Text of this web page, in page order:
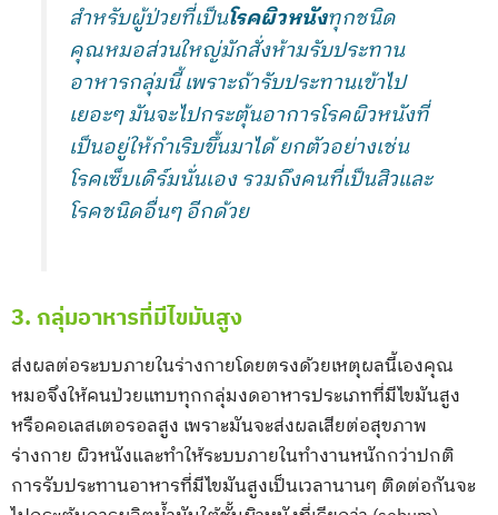
สำหรับผู้ป่วยที่เป็นโรคผิวหนังทุกชนิด
คุณหมอส่วนใหญ่มักสั่งห้ามรับประทาน
อาหารกลุ่มนี้ เพราะถ้ารับประทานเข้าไป
เยอะๆ มันจะไปกระตุ้นอาการโรคผิวหนังที่
เป็นอยู่ให้กำเริบขึ้นมาได้ ยกตัวอย่างเช่น
โรคเซ็บเดิร์มนั่นเอง รวมถึงคนที่เป็นสิวและ
โรคชนิดอื่นๆ อีกด้วย
3. กลุ่มอาหารที่มีไขมันสูง
ส่งผลต่อระบบภายในร่างกายโดยตรงด้วยเหตุผลนี้เองคุณ
หมอจึงให้คนป่วยแทบทุกกลุ่มงดอาหารประเภทที่มีไขมันสูง
หรือคอเลสเตอรอลสูง เพราะมันจะส่งผลเสียต่อสุขภาพ
ร่างกาย ผิวหนังและทำให้ระบบภายในทำงานหนักกว่าปกติ
การรับประทานอาหารที่มีไขมันสูงเป็นเวลานานๆ ติดต่อกันจะ